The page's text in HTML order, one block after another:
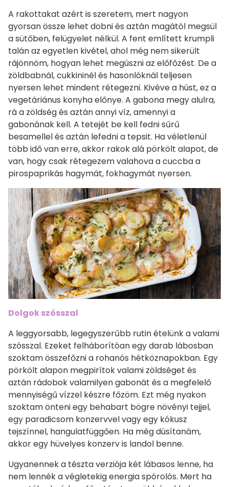
A rakottakat azért is szeretem, mert nagyon
gyorsan össze lehet dobni és aztán magától megsül
a sütőben, felügyelet nélkül. A fent említett krumpli
talán az egyetlen kivétel, ahol még nem sikerült
rájönnöm, hogyan lehet megúszni az előfőzést. De a
zöldbabnál, cukkininél és hasonlóknál teljesen
nyersen lehet mindent rétegezni. Kivéve a húst, ez a
vegetáriánus konyha előnye. A gabona megy alulra,
rá a zöldség és aztán annyi víz, amennyi a
gabonának kell. A tetejét be kell fedni sűrű
besamellel és aztán lefedni a tepsit. Ha véletlenül
több idő van erre, akkor rakok alá pörkölt alapot, de
van, hogy csak rétegezem valahova a cuccba a
pirospaprikás hagymát, fokhagymát nyersen.
Dolgok szósszal
A leggyorsabb, legegyszerűbb rutin ételünk a valami
szósszal. Ezeket felháborítóan egy darab lábosban
szoktam összefőzni a rohanós hétköznapokban. Egy
pörkölt alapon megpirítok valami zöldséget és
aztán rádobok valamilyen gabonát és a megfelelő
mennyiségű vízzel készre főzöm. Ezt még nyakon
szoktam önteni egy behabart bögre növényi tejjel,
egy paradicsom konzervvel vagy egy kókusz
tejszínnel, hangulatfüggően. Ha még dúsítanám,
akkor egy hüvelyes konzerv is landol benne.
Ugyanennek a tészta verziója két lábasos lenne, ha
nem lennék a végletekig energia spórolós. Mert ha